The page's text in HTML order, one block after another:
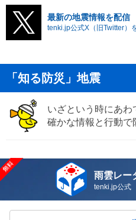
最新の地震情報を配信
tenki.jp公式X（旧Twitter）
「知る防災」地震
いざという時にあわ
確かな情報と行動で
雨雲レー
tenki.jp公式